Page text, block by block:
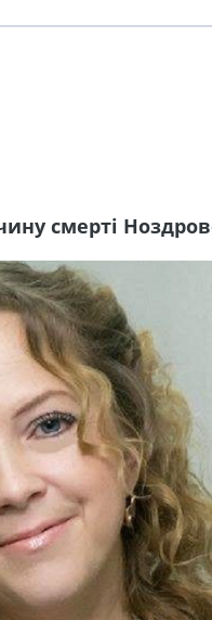
смерті